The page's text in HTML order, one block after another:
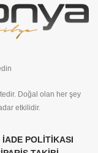
Doğal olan her şey
etkilidir.
İADE POLİTİKASI